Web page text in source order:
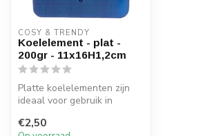
COSY & TRENDY
Koelelement - plat -
200gr - 11x16H1,2cm
Platte koelelementen zijn
ideaal voor gebruik in
weinig r...
€2,50